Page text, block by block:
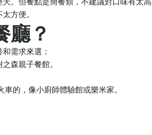
。但餐點是簡餐類，不建議對口味有太
方便。
廳？
需求來選：
森親子餐館。
的，像小廚師體驗館或樂米家。